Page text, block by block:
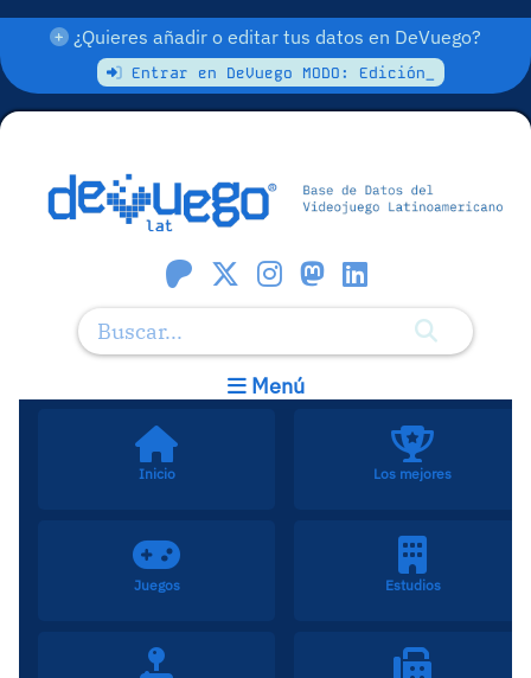
¿Quieres añadir o editar tus datos en DeVuego?
Entrar en DeVuego MODO: Edición_
Menú
Inicio Los mejores
Juegos Estudios